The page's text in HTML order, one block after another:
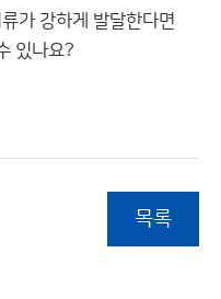
가 강하게 발달한다면
있나요?
목록